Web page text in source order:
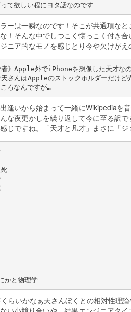
て欲しい程にヨタ話なのです
ーは一瞬なのです！そこが共通項な
！そんな中でしつこく懐っこく付き
ニア的なモノを感じとり今や欠けが
》Apple外でiPhoneを想像した天才な
さんはAppleのストックホルダーだけど
ろなんですが…
逢いから始まって一緒にWikipediaを
な夜更かしを繰り返して今に至る訳
じですね。「天才と凡才」まさに「
かと物理学
らいかなぁ天さんぼくとの相対性理